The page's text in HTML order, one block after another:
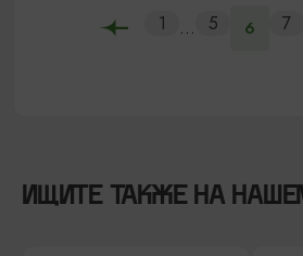
1 ... 5 6 7
ИЩИТЕ ТАКЖЕ НА